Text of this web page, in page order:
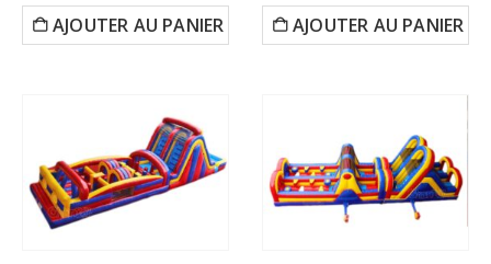
AJOUTER AU PANIER AJOUTER AU PANIER